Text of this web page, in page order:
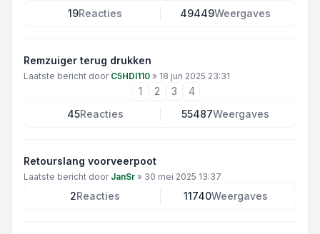
19Reacties 49449Weergaves
Remzuiger terug drukken
Laatste bericht door C5HDI110 » 18 jun 2025 23:31
1 2 3
4
45Reacties 55487Weergaves
Retourslang voorveerpoot
Laatste bericht door JanSr » 30 mei 2025 13:37
2Reacties 11740Weergaves